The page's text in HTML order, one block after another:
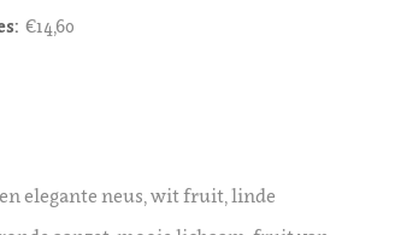
€14,60
elegante neus, wit fruit, linde